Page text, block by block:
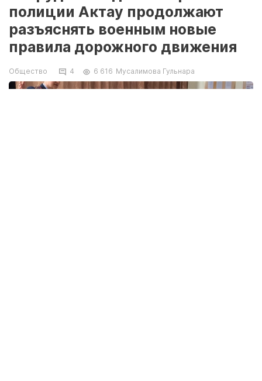
полиции Актау продолжают
разъяснять военным новые
правила дорожного движения
Общество 4 6 616 Мусалимова Гульнара